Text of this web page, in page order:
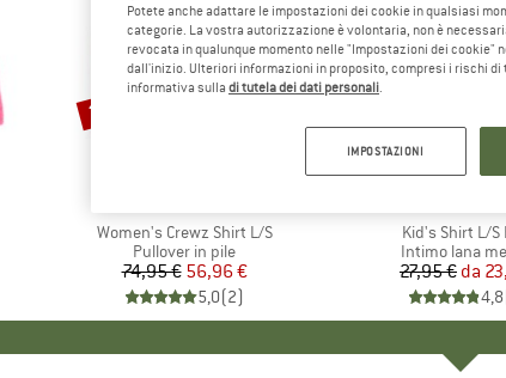
Articolo
Women's Crewz Shirt L/S
Gruppo di prodotti
Pullover in pile
Prezzo
74,95 € Prezzo ridotto
56,96 €
5,0(2)
Sconto
24%
Articolo
Kid's Shirt L/S
Gruppo di
Intimo lana
27,95 € da
4,8
Potete anche adattare le impostazioni dei cookie in qualsiasi
categorie. La vostra autorizzazione è volontaria, non è
revocata in qualunque momento nelle "Impostazioni dei cookie"
dall'inizio. Ulteriori informazioni in proposito, compresi i rischi
informativa sulla di tutela dei dati personali.
IMPOSTAZIONI